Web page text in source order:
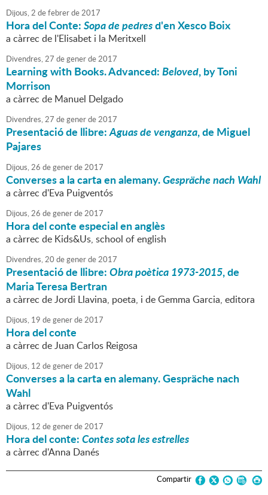
Dijous,2 defebrerde2017
Hora del Conte:Sopa de pedresd'en Xesco Boix
a càrrec de l'Elisabet i la Meritxell
Divendres,27 degenerde2017
Learning with Books. Advanced:Beloved, by Toni
Morrison
a càrrec de Manuel Delgado
Divendres,27 degenerde2017
Presentació de llibre:Aguas de venganza, de Miguel
Pajares
Dijous,26 degenerde2017
Converses a la carta en alemany.Gespräche nach Wahl
a càrrec d'Eva Puigventós
Dijous,26 degenerde2017
Hora del conte especial en anglès
a càrrec de Kids&Us, school of english
Divendres,20 degenerde2017
Presentació de llibre:Obra poètica 1973-2015, de
Maria Teresa Bertran
a càrrec de Jordi Llavina, poeta, i de Gemma Garcia, editora
Dijous, 19 degenerde2017
Hora del conte
a càrrec de Juan Carlos Reigosa
Dijous, 12 degenerde2017
Converses a la carta en alemany. Gespräche nach
Wahl
a càrrec d'Eva Puigventós
Dijous, 12 degenerde2017
Hora del conte:Contes sota les estrelles
a càrrec d'Anna Danés
Compartir